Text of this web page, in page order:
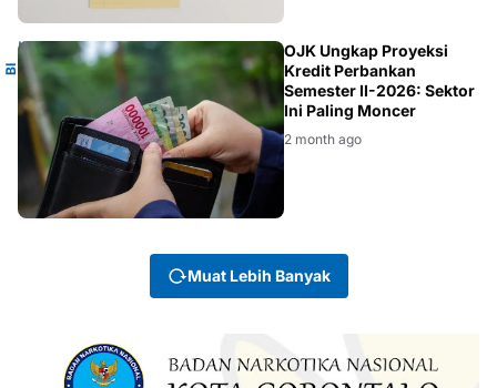
B
I
R
A
TE
OJK Ungkap Proyeksi
Kredit Perbankan
Semester II-2026: Sektor
Ini Paling Moncer
2 month ago
Muat Lebih Banyak